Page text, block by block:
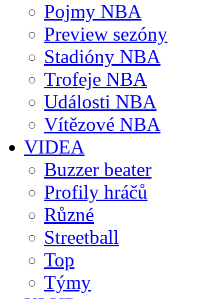
Pojmy NBA
Preview sezóny
Stadióny NBA
Trofeje NBA
Události NBA
Vítězové NBA
VIDEA
Buzzer beater
Profily hráčů
Různé
Streetball
Top
Týmy